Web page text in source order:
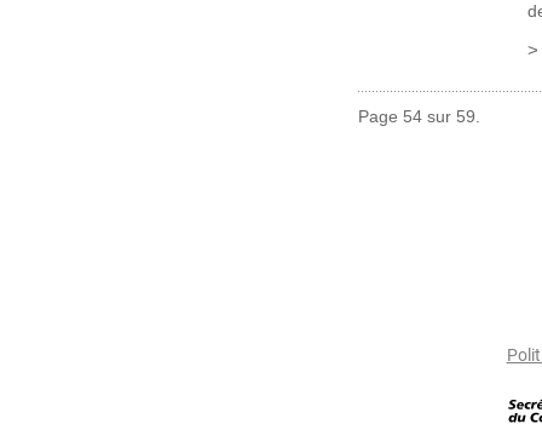
>
Page 54 sur 59.